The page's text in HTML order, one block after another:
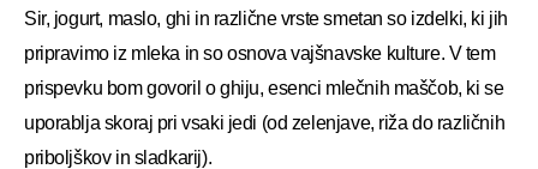
Sir, jogurt, maslo, ghi in različne vrste smetan so izdelki, ki jih
pripravimo iz mleka in so osnova vajšnavske kulture. V tem
prispevku bom govoril o ghiju, esenci mlečnih maščob, ki se
uporablja skoraj pri vsaki jedi (od zelenjave, riža do različnih
priboljškov in sladkarij).